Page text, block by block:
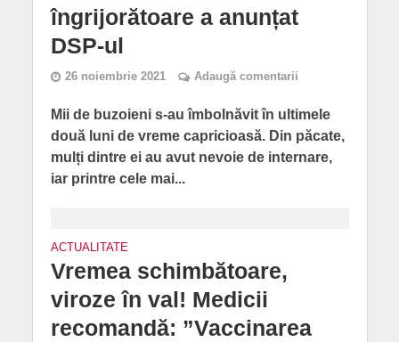
îngrijorătoare a anunțat
DSP-ul
26 noiembrie 2021 Adaugă comentarii
Mii de buzoieni s-au îmbolnăvit în ultimele
două luni de vreme capricioasă. Din păcate,
mulți dintre ei au avut nevoie de internare,
iar printre cele mai...
ACTUALITATE
Vremea schimbătoare,
viroze în val! Medicii
recomandă: ”Vaccinarea